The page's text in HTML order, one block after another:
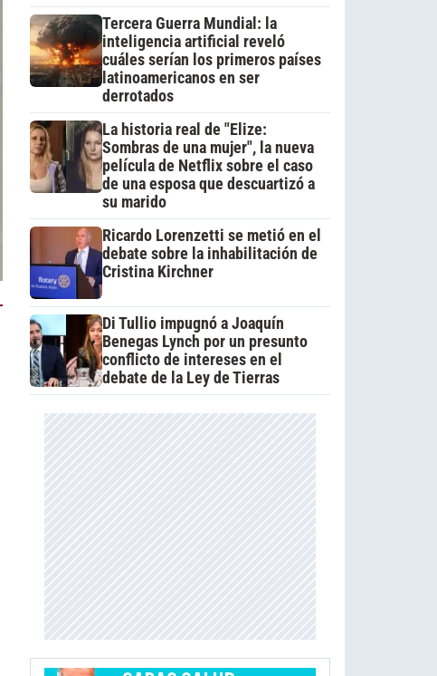
Tercera Guerra Mundial: la
inteligencia artificial reveló
cuáles serían los primeros países
latinoamericanos en ser
derrotados
La historia real de "Elize:
Sombras de una mujer", la nueva
película de Netflix sobre el caso
de una esposa que descuartizó a
su marido
Ricardo Lorenzetti se metió en el
debate sobre la inhabilitación de
Cristina Kirchner
Di Tullio impugnó a Joaquín
Benegas Lynch por un presunto
conflicto de intereses en el
debate de la Ley de Tierras